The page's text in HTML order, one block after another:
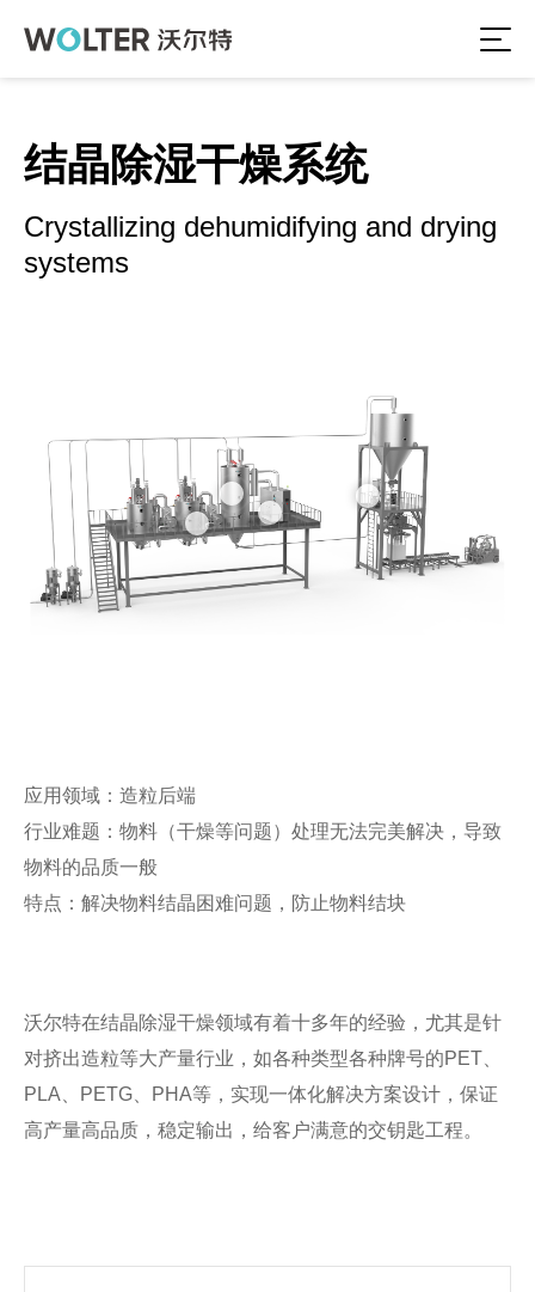
结晶除湿干燥系统
Crystallizing dehumidifying and drying
systems
More
More
More
More
应用领域：造粒后端
行业难题：物料（干燥等问题）处理无法完美解决，导致
物料的品质一般
特点：解决物料结晶困难问题，防止物料结块
沃尔特在结晶除湿干燥领域有着十多年的经验，尤其是针
对挤出造粒等大产量行业，如各种类型各种牌号的PET
PLA
PETG PHA等，实现一体化解决方案设计，保证
高产量高品质，稳定输出，给客户满意的交钥匙工程。